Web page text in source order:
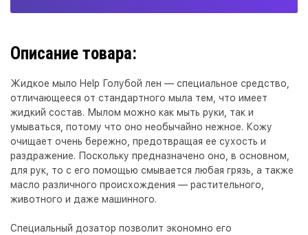
Описание товара:
Жидкое мыло Help Голубой лен — специальное средство,
отличающееся от стандартного мыла тем, что имеет
жидкий состав. Мылом можно как мыть руки, так и
умываться, потому что оно необычайно нежное. Кожу
очищает очень бережно, предотвращая ее сухость и
раздражение. Поскольку предназначено оно, в основном,
для рук, то с его помощью смывается любая грязь, а также
масло различного происхождения — растительного,
животного и даже машинного.
Специальный дозатор позволит экономно его